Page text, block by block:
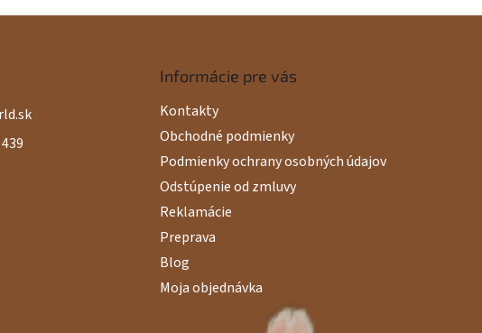
Informácie pre vás
Kontakty
Obchodné podmienky
Podmienky ochrany osobných údajov
Odstúpenie od zmluvy
Reklamácie
Preprava
Blog
Moja objednávka